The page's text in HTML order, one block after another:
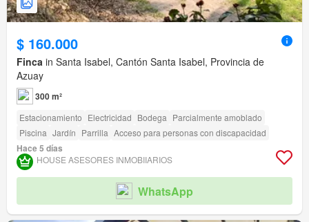
$ 160.000
Finca in Santa Isabel, Cantón Santa Isabel, Provincia de
Azuay
300 m²
Estacionamiento Electricidad Bodega Parcialmente amoblado
Piscina Jardín Parrilla Acceso para personas con discapacidad
Hace 5 días
HOUSE ASESORES INMOBIIARIOS
WhatsApp